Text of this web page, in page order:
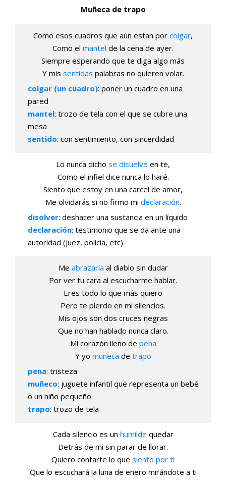
Muñeca de trapo
Como esos cuadros que aún estan por colgar,
Como el mantel de la cena de ayer.
Siempre esperando que te diga algo más
Y mis sentidas palabras no quieren volar.
colgar (un cuadro): poner un cuadro en una
pared
mantel: trozo de tela con el que se cubre una
mesa
sentido: con sentimiento, con sincerdidad
Lo nunca dicho se disuelve en te,
Como el infiel dice nunca lo haré.
Siento que estoy en una carcel de amor,
Me olvidarás si no firmo mi declaración.
disolver: deshacer una sustancia en un líquido
declaración: testimonio que se da ante una
autoridad (juez, policia, etc)
Me abrazaría al diablo sin dudar
Por ver tu cara al escucharme hablar.
Eres todo lo que más quiero
Pero te pierdo en mi silencios.
Mis ojos son dos cruces negras
Que no han hablado nunca claro.
Mi corazón lleno de pena
Y yo muñeca de trapo
pena: tristeza
muñeco: juguete infantil que representa un bebé
o un niño pequeño
trapo: trozo de tela
Cada silencio es un humilde quedar
Detrás de mi sin parar de llorar.
Quiero contarte lo que siento por ti
Que lo escuchará la luna de enero mirándote a ti